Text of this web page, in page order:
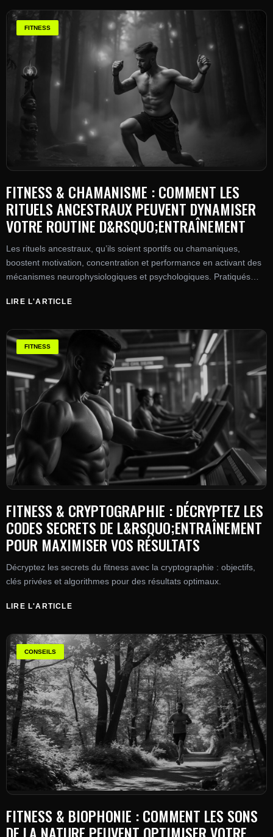
FITNESS
FITNESS & CHAMANISME : COMMENT LES
RITUELS ANCESTRAUX PEUVENT DYNAMISER
VOTRE ROUTINE D&RSQUO;ENTRAÎNEMENT
Les rituels ancestraux, qu’ils soient sportifs ou chamaniques,
boostent motivation, concentration et performance en activant des
mécanismes neurophysiologiques et psychologiques. Pratiqués
LIRE L'ARTICLE
FITNESS
FITNESS & CRYPTOGRAPHIE : DÉCRYPTEZ LES
CODES SECRETS DE L&RSQUO;ENTRAÎNEMENT
POUR MAXIMISER VOS RÉSULTATS
Décryptez les secrets du fitness avec la cryptographie : objectifs,
clés privées et algorithmes pour des résultats optimaux.
LIRE L'ARTICLE
CONSEILS
FITNESS & BIOPHONIE : COMMENT LES SONS
DE LA NATURE PEUVENT OPTIMISER VOTRE